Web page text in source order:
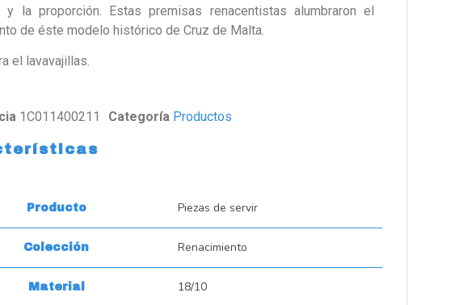
y la proporción. Estas premisas renacentistas alumbraron el
de éste modelo histórico de Cruz de Malta.
el lavavajillas.
1C011400211 Categoría Productos
Producto Piezas de servir
Colección Renacimiento
Material 18/10